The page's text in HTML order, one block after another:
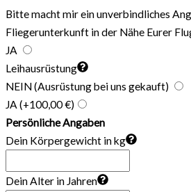
Bitte macht mir ein unverbindliches
Fliegerunterkunft in der Nähe Eurer
JA
Leihausrüstung
NEIN (Ausrüstung bei uns gekauft)
JA (+100,00 €)
Persönliche Angaben
Dein Körpergewicht in kg
Dein Alter in Jahren